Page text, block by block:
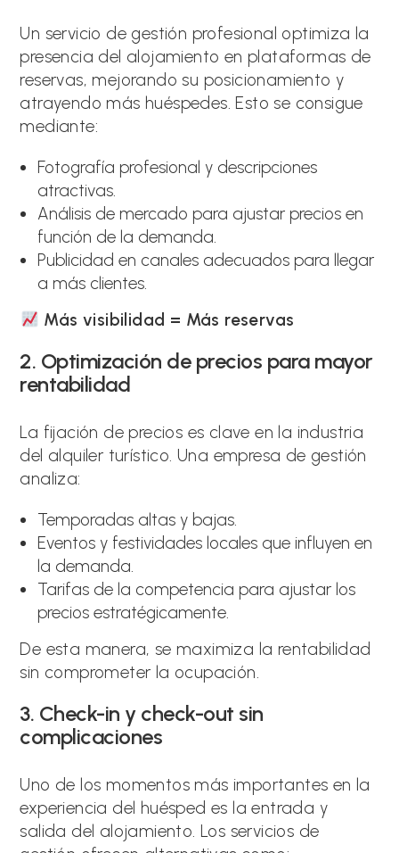
Un servicio de gestión profesional optimiza la
presencia del alojamiento en plataformas de
reservas, mejorando su posicionamiento y
atrayendo más huéspedes. Esto se consigue
mediante:
Fotografía profesional y descripciones
atractivas.
Análisis de mercado para ajustar precios en
función de la demanda.
Publicidad en canales adecuados para llegar
a más clientes.
Más visibilidad = Más reservas
2. Optimización de precios para mayor
rentabilidad
La fijación de precios es clave en la industria
del alquiler turístico. Una empresa de gestión
analiza:
Temporadas altas y bajas.
Eventos y festividades locales que influyen en
la demanda.
Tarifas de la competencia para ajustar los
precios estratégicamente.
De esta manera, se maximiza la rentabilidad
sin comprometer la ocupación.
3. Check-in y check-out sin
complicaciones
Uno de los momentos más importantes en la
experiencia del huésped es la entrada y
salida del alojamiento. Los servicios de